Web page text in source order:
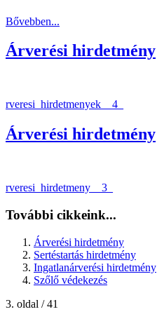
Bővebben...
Árverési hirdetmény
rveresi_hirdetmenyek__4_
Árverési hirdetmény
rveresi_hirdetmeny__3_
További cikkeink...
Árverési hirdetmény
Sertéstartás hirdetmény
Ingatlanárverési hirdetmény
Szőlő védekezés
3. oldal / 41